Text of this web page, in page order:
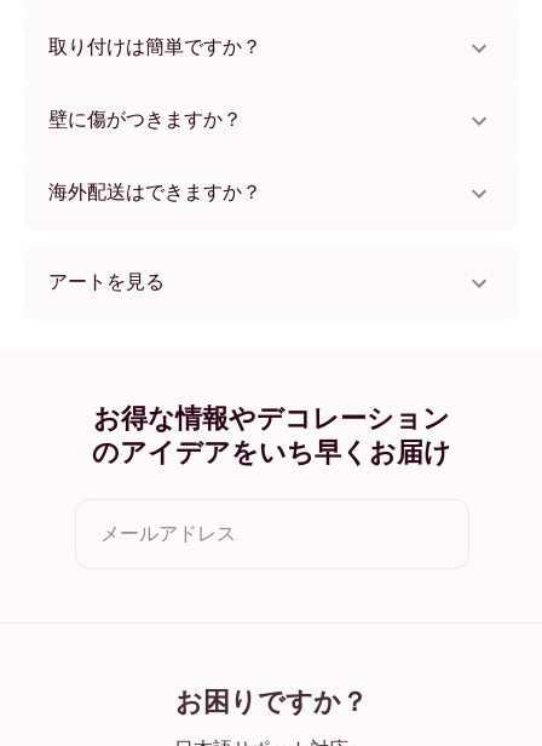
用いただけます。ご注文後、追跡番号をお知らせします。
取り付けは簡単ですか？
をつけないため、賃貸のお部屋でも安心してお使いいただ
壁に傷がつきますか？
海外配送はできますか？
アートを見る
White Umbrella オーク
White Umbrella ワイド ブラック
White Umbrella ワイド ホワイト
お得な情報やデコレーション
のアイデアをいち早くお届け
メールアドレス
お困りですか？